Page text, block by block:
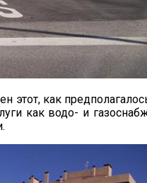
этот, как
как водо- и